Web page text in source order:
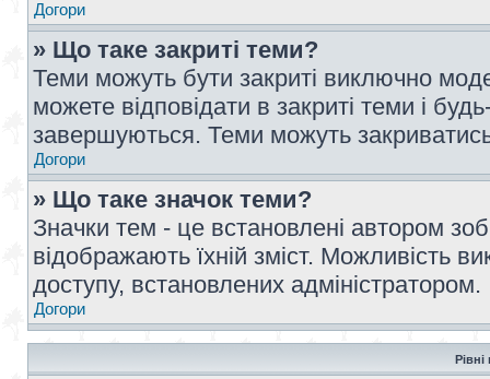
Догори
» Що таке закриті теми?
Теми можуть бути закриті виключно
можете відповідати в закриті теми і
завершуються. Теми можуть
Догори
» Що таке значок теми?
Значки тем - це встановлені автором
відображають їхній зміст. Можливість
доступу, встановлених адміністратором.
Догори
Рівні